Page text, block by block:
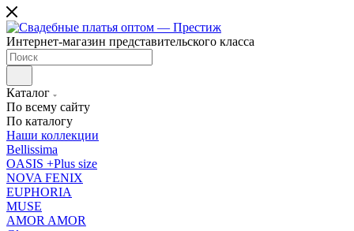
Интернет-магазин представительского класса
Каталог
По всему сайту
По каталогу
Наши коллекции
Bellissima
OASIS +Plus size
NOVA FENIX
EUPHORIA
MUSE
AMOR AMOR